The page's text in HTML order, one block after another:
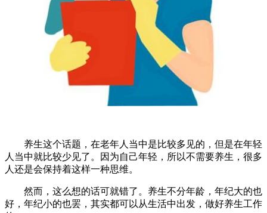
养生这个话题，在老年人当中是比较多见的，但是在年轻
人当中就比较少见了。因为自己年轻，所以不需要养生，很多
人还是会保持着这样一种思维。
然而，这么想的话可就错了。养生不分年龄，年纪大的也
好，年纪小的也罢，其实都可以从生活中出发，做好养生工作